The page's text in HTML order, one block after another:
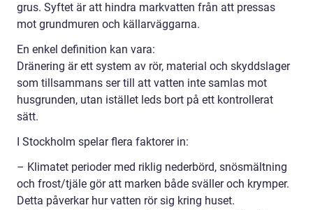
grus. Syftet är att hindra markvatten från att pressas
mot grundmuren och källarväggarna.
En enkel definition kan vara:
Dränering är ett system av rör, material och skyddslager
som tillsammans ser till att vatten inte samlas mot
husgrunden, utan istället leds bort på ett kontrollerat
sätt.
I Stockholm spelar flera faktorer in:
– Klimatet perioder med riklig nederbörd, snösmältning
och frost/tjäle gör att marken både sväller och krymper.
Detta påverkar hur vatten rör sig kring huset.